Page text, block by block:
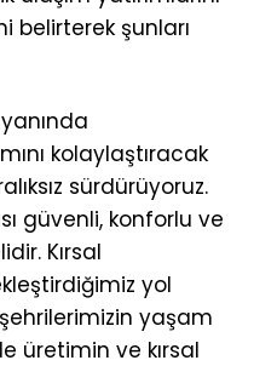
belirterek şunları
yanında
kolaylaştıracak
sürdürüyoruz.
güvenli, konforlu ve
Kırsal
yol
yaşam
üretimin ve kırsal